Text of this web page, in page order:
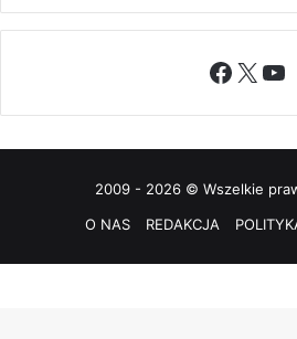
X
2009 - 2026 © Wszelkie
O NAS
REDAKCJA